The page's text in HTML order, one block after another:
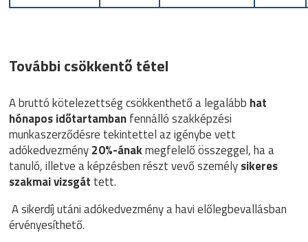
További csökkentő tétel
A bruttó kötelezettség csökkenthető a legalább hat
hónapos időtartambanfennálló szakképzési
munkaszerződésre tekintettel az igénybe vett
adókedvezmény20%-ánakmegfelelő összeggel, ha a
tanuló, illetve a képzésben részt vevő személysikeres
szakmai vizsgát tett.
A sikerdíj utáni adókedvezmény a havi előlegbevallásban
érvényesíthető.